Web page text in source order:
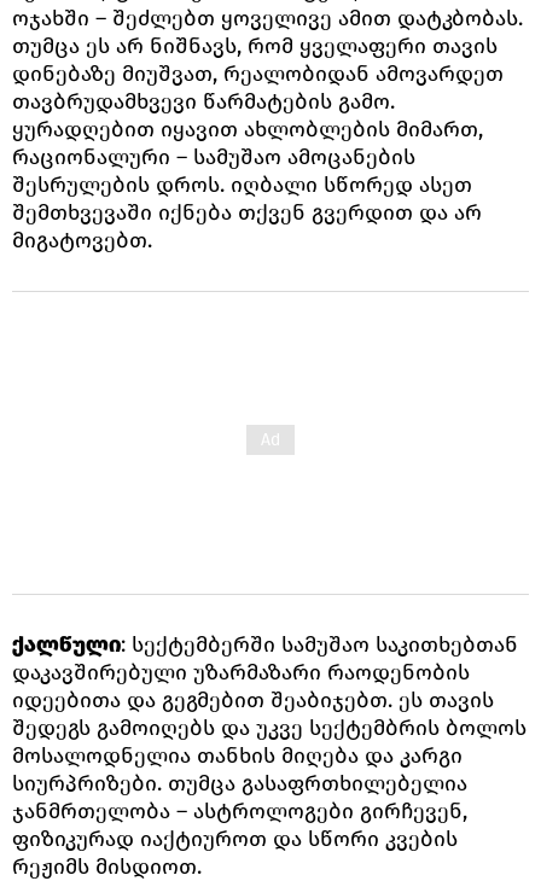
ოჯახში – შეძლებთ ყოველივე ამით დატკბობას.
თუმცა ეს არ ნიშნავს, რომ ყველაფერი თავის
დინებაზე მიუშვათ, რეალობიდან ამოვარდეთ
თავბრუდამხვევი წარმატების გამო.
ყურადღებით იყავით ახლობლების მიმართ,
რაციონალური – სამუშაო ამოცანების
შესრულების დროს. იღბალი სწორედ ასეთ
შემთხვევაში იქნება თქვენ გვერდით და არ
მიგატოვებთ.
ქალწული: სექტემბერში სამუშაო საკითხებთან
დაკავშირებული უზარმაზარი რაოდენობის
იდეებითა და გეგმებით შეაბიჯებთ. ეს თავის
შედეგს გამოიღებს და უკვე სექტემბრის ბოლოს
მოსალოდნელია თანხის მიღება და კარგი
სიურპრიზები. თუმცა გასაფრთხილებელია
ჯანმრთელობა – ასტროლოგები გირჩევენ,
ფიზიკურად იაქტიუროთ და სწორი კვების
რეჟიმს მისდიოთ.